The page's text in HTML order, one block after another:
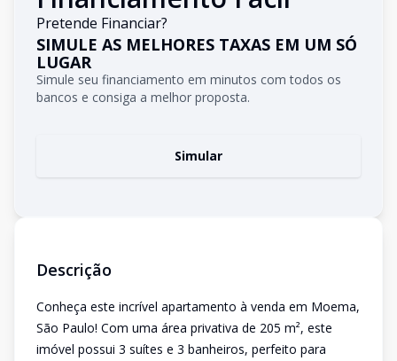
Pretende Financiar?
SIMULE AS MELHORES TAXAS EM UM SÓ
LUGAR
Simule seu financiamento em minutos com todos os
bancos e consiga a melhor proposta.
Simular
Descrição
Conheça este incrível apartamento à venda em Moema,
São Paulo! Com uma área privativa de 205 m², este
imóvel possui 3 suítes e 3 banheiros, perfeito para